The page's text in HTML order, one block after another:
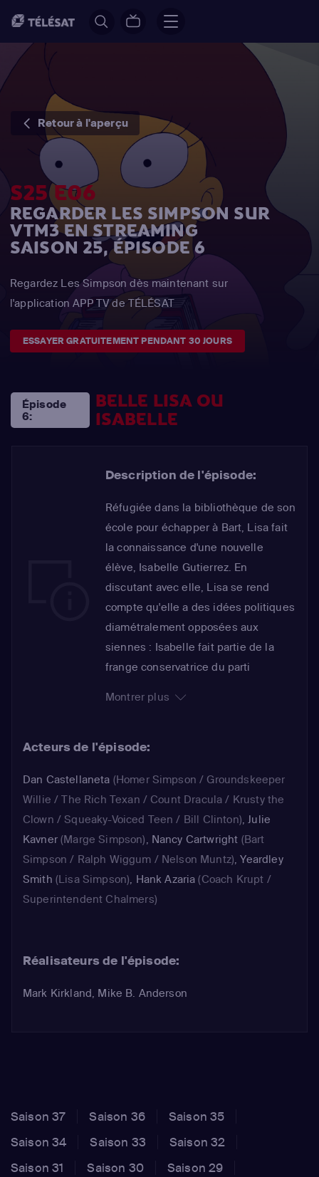
Retour à l'aperçu
S25 E06
REGARDER LES SIMPSON SUR
VTM3 EN STREAMING
SAISON 25, ÉPISODE 6
Regardez Les Simpson dès maintenant sur
l'application APP TV de TÉLÉSAT
ESSAYER GRATUITEMENT PENDANT 30 JOURS
Épisode
6:
BELLE LISA OU
ISABELLE
Description de l'épisode:
Réfugiée dans la bibliothèque de son
école pour échapper à Bart, Lisa fait
la connaissance d'une nouvelle
élève, Isabelle Gutierrez. En
discutant avec elle, Lisa se rend
compte qu'elle a des idées politiques
diamétralement opposées aux
siennes : Isabelle fait partie de la
frange conservatrice du parti
retrouvent bientôt concurrentes pour
L'engagement d'Isabelle attire
locale du parti républicain, qui
proposent de la soutenir. La
candidate leur dit qu'elle préfère se
débrouiller sans leur assistance...
Montrer plus
Acteurs de l'épisode:
Dan Castellaneta (Homer Simpson / Groundskeeper
Willie / The Rich Texan / Count Dracula / Krusty the
Clown / Squeaky-Voiced Teen / Bill Clinton),Julie
Kavner(Marge Simpson), Nancy Cartwright (Bart
Simpson / Ralph Wiggum / Nelson Muntz),Yeardley
Smith (Lisa Simpson), Hank Azaria (Coach Krupt /
Superintendent Chalmers)
Réalisateurs de l'épisode:
Mark Kirkland, Mike B. Anderson
Saison 37 Saison 36
Saison 35
Saison 34
Saison 33
Saison 32
Saison 31
Saison 30
Saison 29